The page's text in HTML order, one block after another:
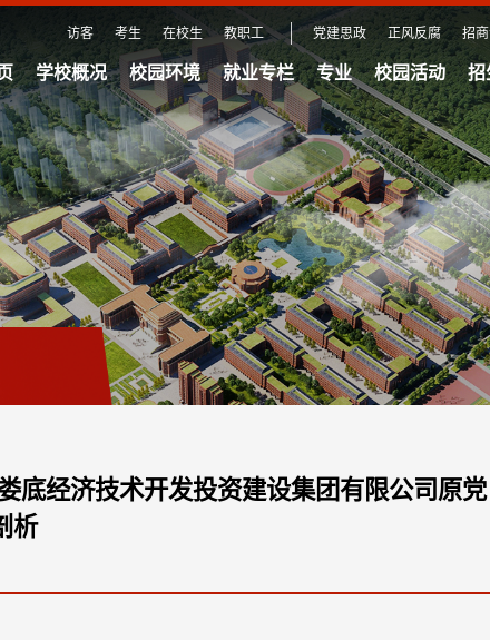
访客 考生 在校生 教职工 党建思政 正风反腐 招
学校概况 校园环境 就业专栏 专业 校园活动 招
底经济技术开发投资建设集团有限公司原党
析